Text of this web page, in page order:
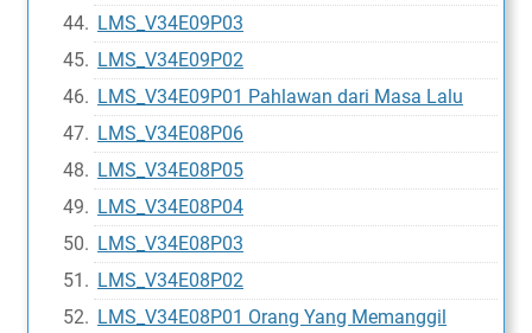
LMS_V34E09P03
LMS_V34E09P02
LMS_V34E09P01 Pahlawan dari Masa Lalu
LMS_V34E08P06
LMS_V34E08P05
LMS_V34E08P04
LMS_V34E08P03
LMS_V34E08P02
LMS_V34E08P01 Orang Yang Memanggil